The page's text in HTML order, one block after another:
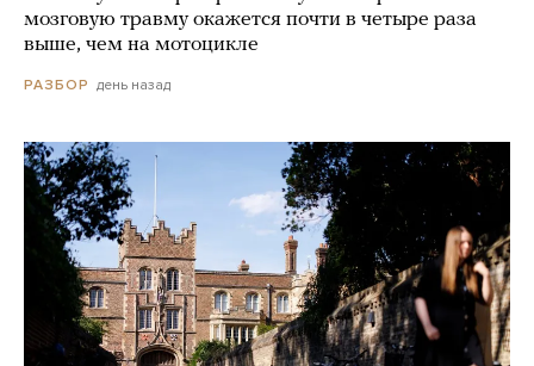
мозговую травму окажется почти в четыре раза
выше, чем на мотоцикле
РАЗБОР день назад